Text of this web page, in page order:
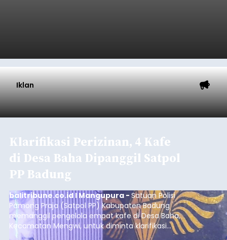
Iklan
Klarifikasi Perizinan, 4 Kafe
di Desa Baha Dipanggil Satpol
PP Badung
balitribune.co.id I Mangupura - Satuan Polisi
Pamong Praja (Satpol PP) Kabupaten Badung
memanggil pengelola empat kafe di Desa Baha,
Kecamatan Mengwi, untuk diminta klarifikasi
terkait kelengkapan perizinan usaha pada Kamis